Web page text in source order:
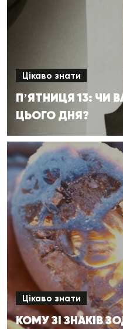
Цікаво знати
ПʼЯТНИЦЯ 13: ЧИ
ЦЬОГО ДНЯ?
Цікаво знати
КОМУ ЗІ ЗНАКІВ